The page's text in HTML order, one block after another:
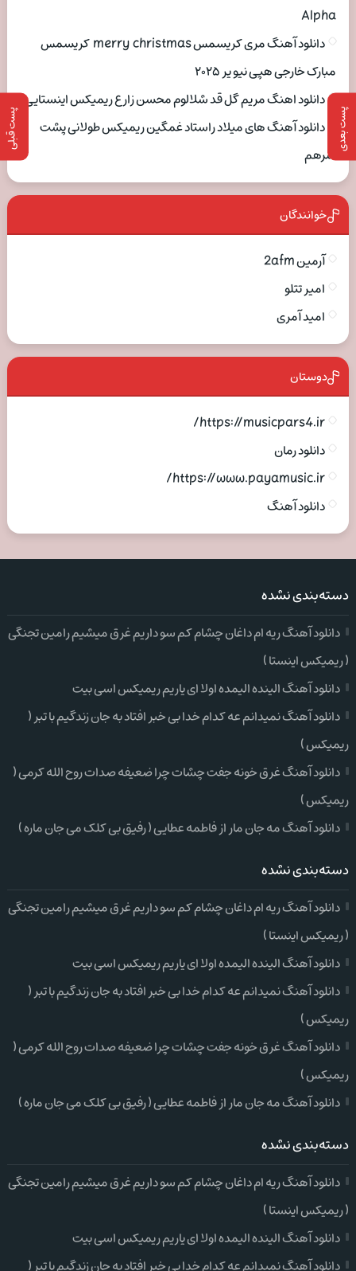
پست بعدی پست قبلی
Alpha
دانلود آهنگ مری کریسمس merry christmas کریسمس
مبارک خارجی هپی نیو یر ۲۰۲۵
دانلود اهنگ مریم گل قد شلالوم محسن زارع ریمیکس اینستایی
دانلود آهنگ های میلاد راستاد غمگین ریمیکس طولانی پشت
سرهم
خوانندگان
آرمین 2afm
امیر تتلو
امید آمری
دوستان
https://musicpars4.ir/
دانلود رمان
https://www.payamusic.ir/
دانلود آهنگ
دسته‌بندی نشده
دانلود آهنگ ریه ام داغان چشام کم سو داریم غرق میشیم رامین تجنگی
( ریمیکس اینستا )
دانلود آهنگ الینده الیمده اولا ای یاریم ریمیکس اسی بیت
دانلود آهنگ نمیدانم عه کدام خدا بی خبر افتاد به جان زندگیم با تبر (
ریمیکس )
دانلود آهنگ غرق خونه جفت چشات چرا ضعیفه صدات روح الله کرمی (
ریمیکس )
دانلود آهنگ مه جان مار از فاطمه عطایی ( رفیق بی کلک می جان ماره )
دسته‌بندی نشده
دانلود آهنگ ریه ام داغان چشام کم سو داریم غرق میشیم رامین تجنگی
( ریمیکس اینستا )
دانلود آهنگ الینده الیمده اولا ای یاریم ریمیکس اسی بیت
دانلود آهنگ نمیدانم عه کدام خدا بی خبر افتاد به جان زندگیم با تبر (
ریمیکس )
دانلود آهنگ غرق خونه جفت چشات چرا ضعیفه صدات روح الله کرمی (
ریمیکس )
دانلود آهنگ مه جان مار از فاطمه عطایی ( رفیق بی کلک می جان ماره )
دسته‌بندی نشده
دانلود آهنگ ریه ام داغان چشام کم سو داریم غرق میشیم رامین تجنگی
( ریمیکس اینستا )
دانلود آهنگ الینده الیمده اولا ای یاریم ریمیکس اسی بیت
دانلود آهنگ نمیدانم عه کدام خدا بی خبر افتاد به جان زندگیم با تبر (